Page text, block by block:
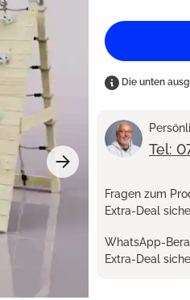
Die unten
Tel:
Fragen zum
Extra-Deal
WhatsApp-
Extra-Deal